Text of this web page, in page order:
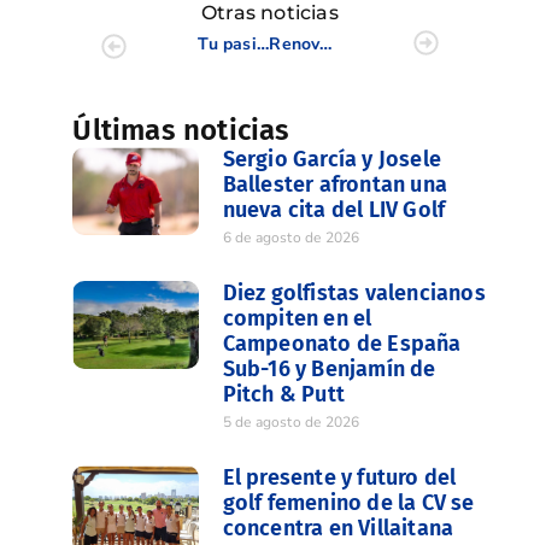
Otras noticias
Tu pasión por el golf te puede regalar una bolsa exclusiva
Renovación alianza con el St.Andrew Club de Golf
Últimas noticias
Sergio García y Josele
Ballester afrontan una
nueva cita del LIV Golf
6 de agosto de 2026
Diez golfistas valencianos
compiten en el
Campeonato de España
Sub-16 y Benjamín de
Pitch & Putt
5 de agosto de 2026
El presente y futuro del
golf femenino de la CV se
concentra en Villaitana